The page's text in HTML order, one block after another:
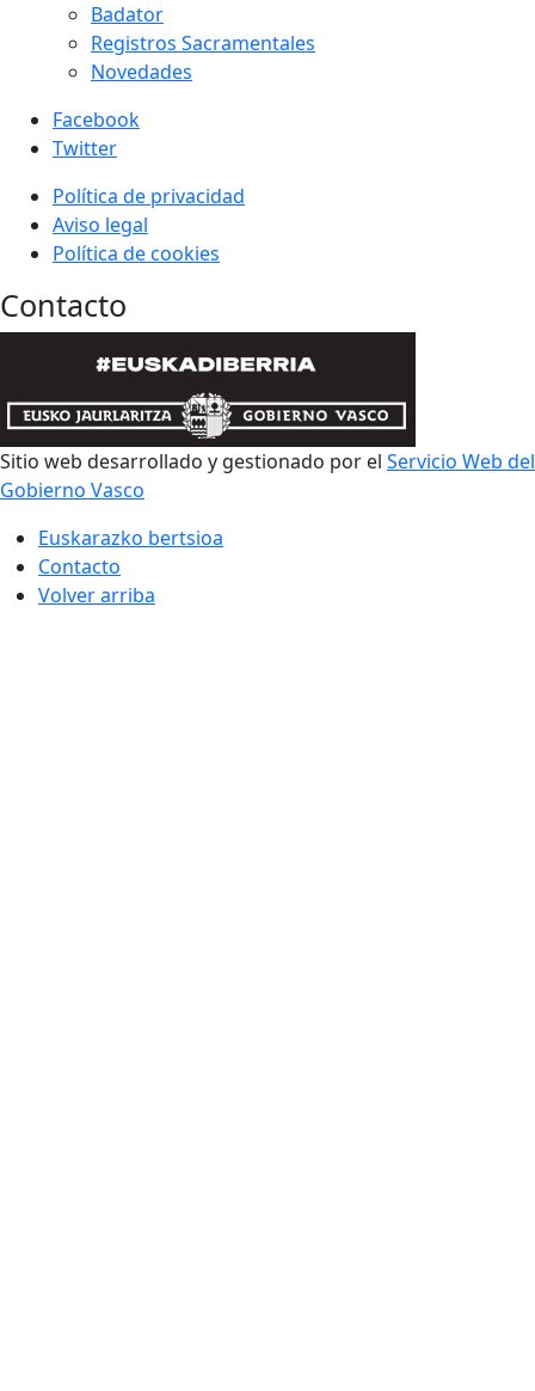
Badator
Registros Sacramentales
Novedades
Facebook
Twitter
Política de privacidad
Aviso legal
Política de cookies
Contacto
Sitio web desarrollado y gestionado por el Servicio Web del
Gobierno Vasco
Euskarazko bertsioa
Contacto
Volver arriba